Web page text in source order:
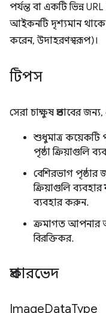
পর্যন্ত বা একটি ভিন্ন
আইকনটি দৃশ্যমান থাকে
করেন, উদাহরণস্বরূপ)।
টিপস
সেরা চাক্ষুষ প্রভাবের
শুধুমাত্র কয়েকটি
পৃষ্ঠা ক্রিয়াগুলি
বেশিরভাগ পৃষ্ঠার
ক্রিয়াগুলি ব্যবহার
ব্যবহার করুন.
ক্রমাগত আপনার
বিরক্তিকর.
প্রকারভেদ
ImageDataType